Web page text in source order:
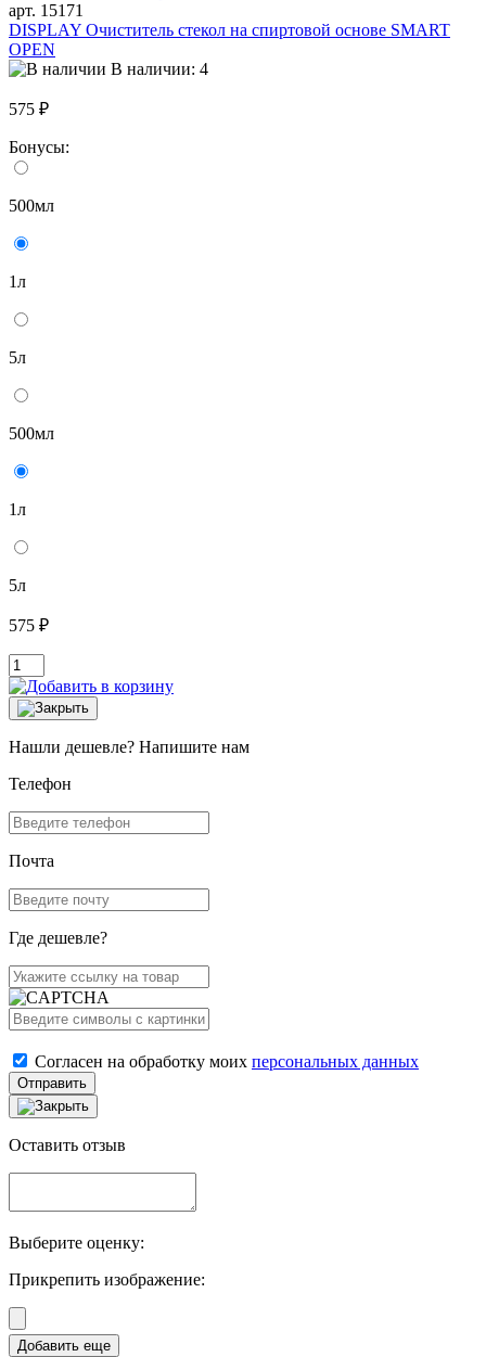
арт. 15171
DISPLAY Очиститель стекол на спиртовой основе SMART
OPEN
В наличии: 4
575 ₽
Бонусы:
500мл
1л
5л
500мл
1л
5л
575 ₽
Нашли дешевле? Напишите нам
Телефон
Почта
Где дешевле?
Согласен на обработку моих персональных данных
Отправить
Оставить отзыв
Выберите оценку:
Прикрепить изображение: